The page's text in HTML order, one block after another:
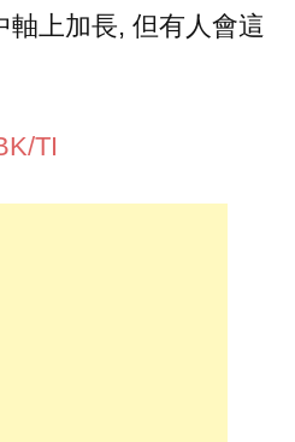
上加長, 但有人會這
TI